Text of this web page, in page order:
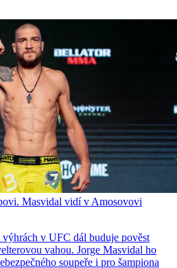
Masvidal vidí v Amosovovi
v UFC dál buduje pověst
vahou. Jorge Masvidal ho
soupeře i pro šampiona